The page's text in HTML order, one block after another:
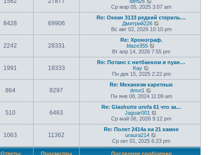
е
р
е
й
т
и
к
п
о
с
л
д
е
м
у
с
о
о
б
щ
е
н
и
ю
Ср мар 05, 2025 3:07 am
8428 69906
Re: Океан 3133 редкий стериль…
Дмитрий226
е
р
е
т
и
к
о
с
л
д
м
у
с
о
б
Вс авг 02, 2026 10:10 pm
2242 28331
Re: Хронограф.
blaze355
е
р
е
т
и
к
о
с
л
е
д
н
е
м
у
с
Вт апр 14, 2026 7:55 pm
1991 19333
Re: Потанс с нитбанком и пуан…
Kay
е
р
е
й
т
и
к
п
о
с
л
е
д
н
Пн дек 15, 2025 2:22 pm
864 8297
Re: Механизм каретных
dmvt1
е
р
е
й
т
и
к
п
о
с
Пн янв 08, 2024 11:09 am
510 6463
Re: Glashutte urofa 61 что за…
Jaguar001
е
р
е
т
и
к
Ср май 06, 2026 9:12 pm
1063 11362
Re: Полет 2414а на 21 камне
uraura214
е
р
е
Ср окт 01, 2025 6:23 pm
Ответы Просмотры Последнее сообщение